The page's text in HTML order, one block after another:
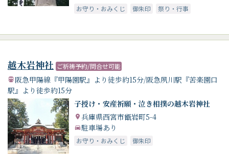
お守り・おみくじ 御朱印 祭り・行事
越木岩神社 ご祈祷予約/問合せ可能
阪急甲陽線『甲陽園駅』より徒歩約15分/阪急夙川駅『苦楽園口
駅』より徒歩約15分
子授け・安産祈願・泣き相撲の越木岩神社
兵庫県西宮市甑岩町5-4
駐車場あり
お守り・おみくじ 御朱印